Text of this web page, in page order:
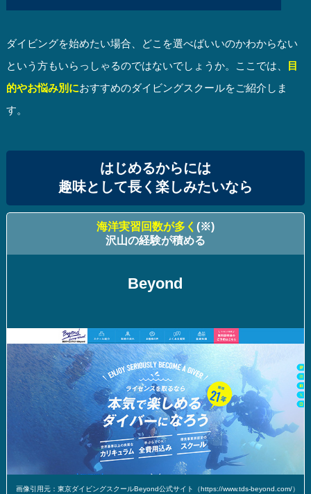
ダイビングを始めたい場合、どこを選べばいいのかわからない
という方もいらっしゃるのではないでしょうか。ここでは、
目
的やお悩み別におすすめのダイビングスクールをご紹介しま
す。
はじめるからには
趣味として長く楽しみたいなら
海洋実習回数が多く (※)
沢山の経験が積める
Beyond
画像引用元：東京ダイビングスクールBeyond公式サイト（https://www.tds-beyond.com/）